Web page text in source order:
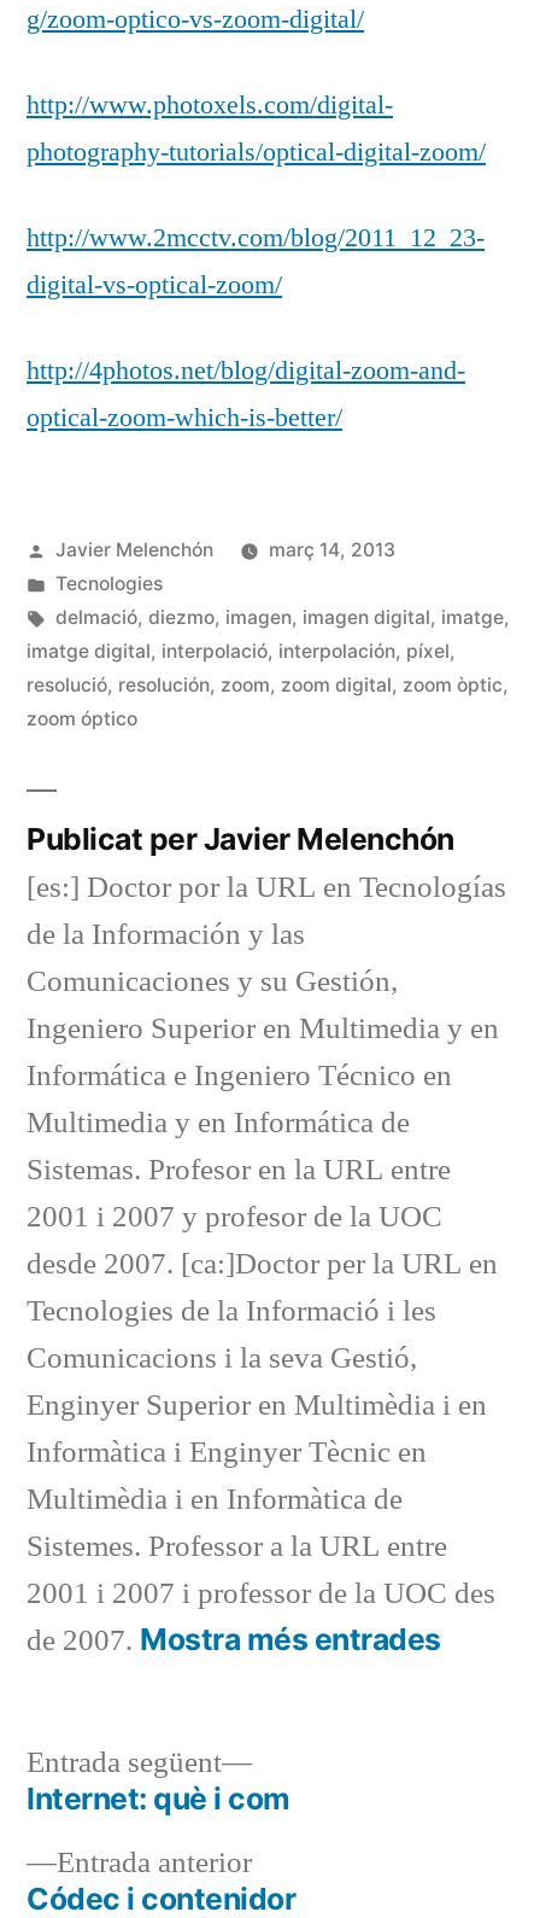
g/zoom-optico-vs-zoom-digital/
http://www.photoxels.com/digital-
photography-tutorials/optical-digital-zoom/
http://www.2mcctv.com/blog/2011_12_23-
digital-vs-optical-zoom/
http://4photos.net/blog/digital-zoom-and-
optical-zoom-which-is-better/
Publicat
per
Javier Melenchón
març 14, 2013
Publicat
en
Tecnologies
Etiquetes:
delmació, diezmo, imagen, imagen digital, imatge,
imatge digital, interpolació, interpolación, píxel,
resolució, resolución, zoom, zoom digital, zoom òptic,
zoom óptico
Publicat per Javier Melenchón
[es:] Doctor por la URL en Tecnologías
de la Información y las
Comunicaciones y su Gestión,
Ingeniero Superior en Multimedia y en
Informática e Ingeniero Técnico en
Multimedia y en Informática de
Sistemas. Profesor en la URL entre
2001 i 2007 y profesor de la UOC
desde 2007. [ca:]Doctor per la URL en
Tecnologies de la Informació i les
Comunicacions i la seva Gestió,
Enginyer Superior en Multimèdia i en
Informàtica i Enginyer Tècnic en
Multimèdia i en Informàtica de
Sistemes. Professor a la URL entre
2001 i 2007 i professor de la UOC des
de 2007. Mostra més entrades
Navegació
d'entrades
Entrada anteriorEntrada
anterior:
Códec i contenidor
Entrada següent
Entrada
següent:
Internet: què i com